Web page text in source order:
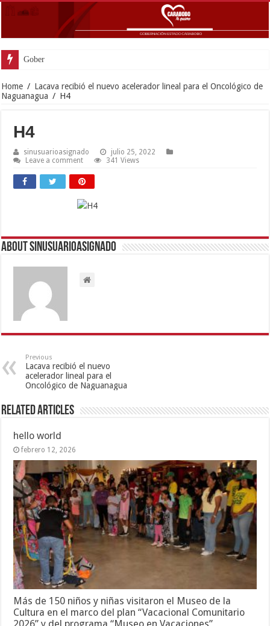
Gobernador Lacava an
Home / Lacava recibió el nuevo acelerador lineal para el Oncológico de
Naguanagua / H4
H4
sinusuarioasignado
julio 25, 2022
Leave a comment
341 Views
About sinusuarioasignado
Previous
Lacava recibió el nuevo
acelerador lineal para el
Oncológico de Naguanagua
Related Articles
hello world
febrero 12, 2026
Más de 150 niños y niñas visitaron el Museo de la
Cultura en el marco del plan “Vacacional Comunitario